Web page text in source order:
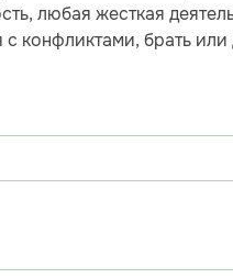
любая жесткая
с конфликтами, брать или